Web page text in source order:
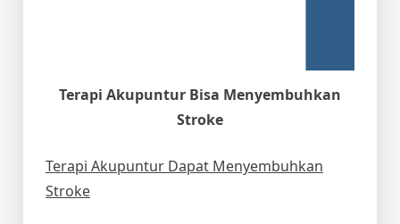
Terapi Akupuntur Bisa Menyembuhkan
Stroke
Terapi Akupuntur Dapat Menyembuhkan
Stroke